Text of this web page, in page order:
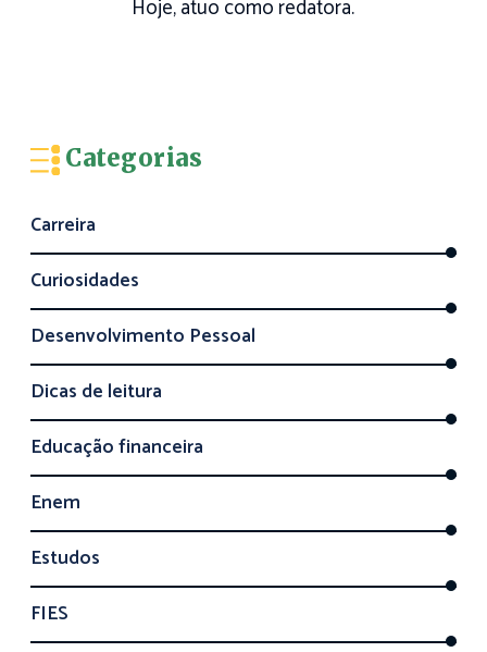
Hoje, atuo como redatora.
Categorias
Carreira
Curiosidades
Desenvolvimento Pessoal
Dicas de leitura
Educação financeira
Enem
Estudos
FIES